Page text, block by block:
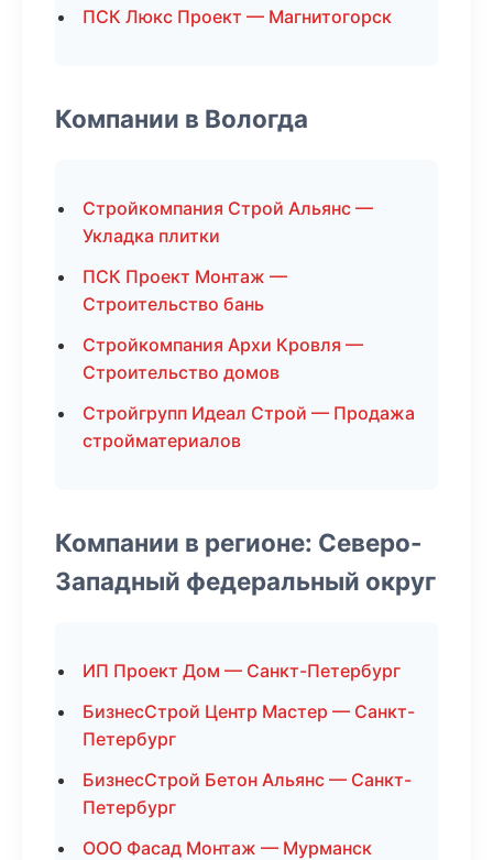
ПСК Люкс Проект — Магнитогорск
Компании в Вологда
Стройкомпания Строй Альянс —
Укладка плитки
ПСК Проект Монтаж —
Строительство бань
Стройкомпания Архи Кровля —
Строительство домов
Стройгрупп Идеал Строй — Продажа
стройматериалов
Компании в регионе: Северо-
Западный федеральный округ
ИП Проект Дом — Санкт-Петербург
БизнесСтрой Центр Мастер — Санкт-
Петербург
БизнесСтрой Бетон Альянс — Санкт-
Петербург
ООО Фасад Монтаж — Мурманск